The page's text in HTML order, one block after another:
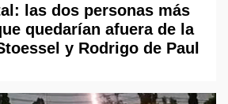
las dos personas más
quedarían afuera de la
y Rodrigo de Paul